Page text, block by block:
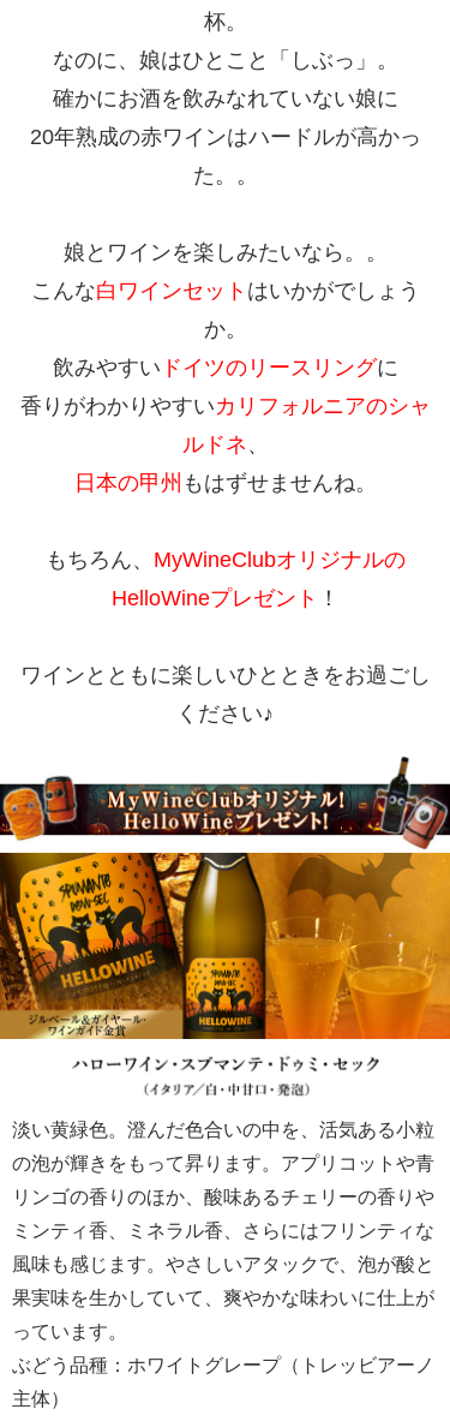
杯。
なのに、娘はひとこと「しぶっ」。
確かにお酒を飲みなれていない娘に
20年熟成の赤ワインはハードルが高かっ
た。。
娘とワインを楽しみたいなら。。
こんな白ワインセット はいかがでしょう
か。
飲みやすい ドイツのリースリングに
香りがわかりやすいカリフォルニアのシャ
ルドネ 、
日本の甲州 もはずせませんね。
もちろん、 MyWineClubオリジナルの
HelloWineプレゼント ！
ワインとともに楽しいひとときをお過ごし
ください♪
淡い黄緑色。澄んだ色合いの中を、活気ある小粒
の泡が輝きをもって昇ります。アプリコットや青
リンゴの香りのほか、酸味あるチェリーの香りや
ミンティ香、ミネラル香、さらにはフリンティな
風味も感じます。やさしいアタックで、泡が酸と
果実味を生かしていて、爽やかな味わいに仕上が
っています。
ぶどう品種：ホワイトグレープ（トレッビアーノ
主体）